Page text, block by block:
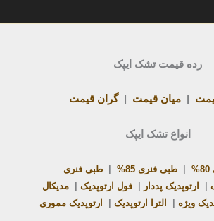
رده قیمت تشک ایپک
میان قیمت |گران قیمت
انواع تشک ایپک
طبی فنری 85%
طبی فنری
ارتوپدیک پددار |فول ارتوپدیک |مدیکال
ویژه الترا ارتوپدیک ارتوپدیک مموری